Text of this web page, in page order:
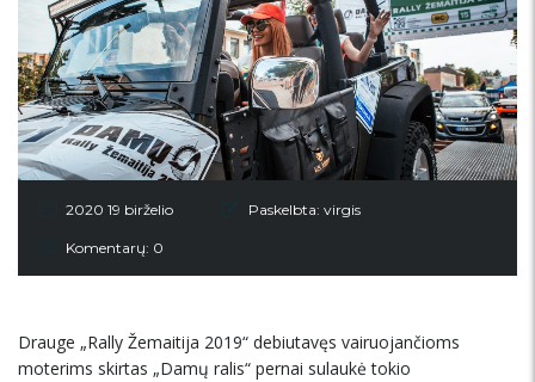
2020 19 birželio Paskelbta: virgis
Komentarų: 0
Drauge „Rally Žemaitija 2019“ debiutavęs vairuojančioms
moterims skirtas „Damų ralis“ pernai sulaukė tokio